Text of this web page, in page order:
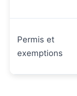
Permis et
exemptions